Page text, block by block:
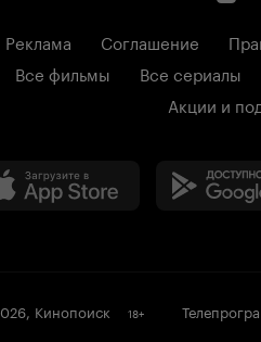
Реклама Соглашение
Все фильмы
Все сериалы
Акции и
, Кинопоиск 18+